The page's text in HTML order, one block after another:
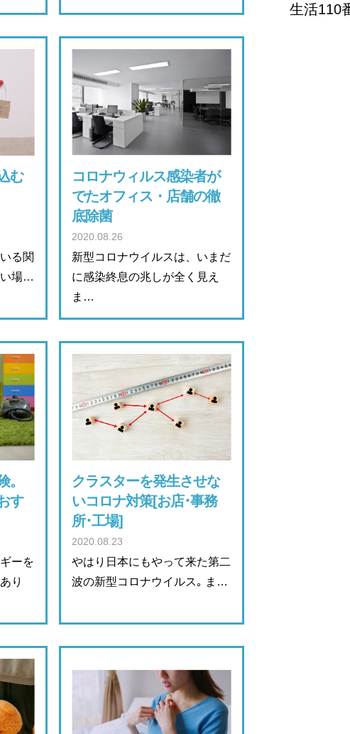
む
る関
い場…
コロナウィルス感染者が
でたオフィス・店舗の徹
底除菌
2020.08.26
新型コロナウイルスは、いまだ
に感染終息の兆しが全く見え
ま…
。
す
ーを
り
クラスターを発生させな
いコロナ対策[お店･事務
所･工場]
2020.08.23
やはり日本にもやって来た第二
波の新型コロナウイルス｡ ま…
生活110